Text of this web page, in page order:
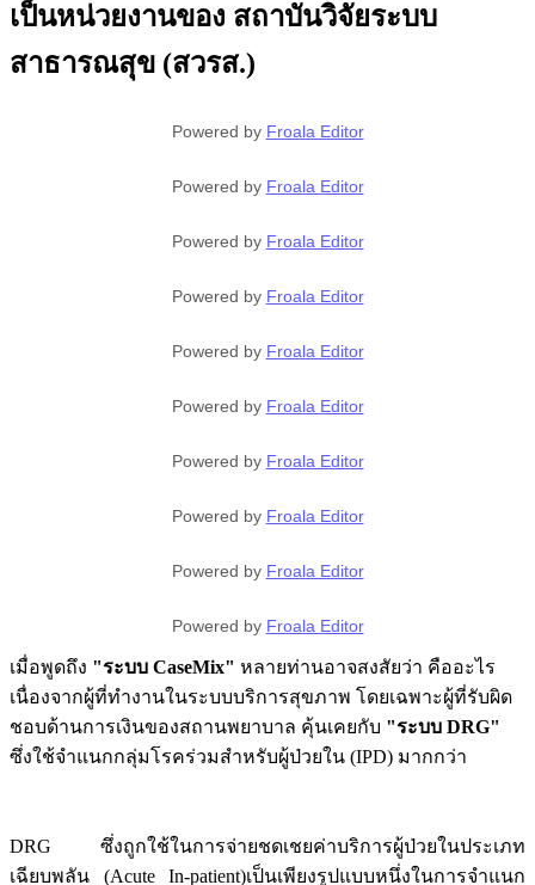
เป็นหน่วยงานของ สถาบันวิจัยระบบ
สาธารณสุข (สวรส.)
Powered by Froala Editor
Powered by Froala Editor
Powered by Froala Editor
Powered by Froala Editor
Powered by Froala Editor
Powered by Froala Editor
Powered by Froala Editor
Powered by Froala Editor
Powered by Froala Editor
Powered by Froala Editor
เมื่อพูดถึง "ระบบ CaseMix" หลายท่านอาจสงสัยว่า คืออะไร
เนื่องจากผู้ที่ทำงานในระบบบริการสุขภาพ โดยเฉพาะผู้ที่รับผิด
ชอบด้านการเงินของสถานพยาบาล คุ้นเคยกับ "ระบบ DRG"
ซึ่งใช้จำแนกกลุ่มโรคร่วมสำหรับผู้ป่วยใน (IPD) มากกว่า
DRG ซึ่งถูกใช้ในการจ่ายชดเชยค่าบริการผู้ป่วยในประเภท
เฉียบพลัน (Acute In-patient)เป็นเพียงรูปแบบหนึ่งในการจำแนก